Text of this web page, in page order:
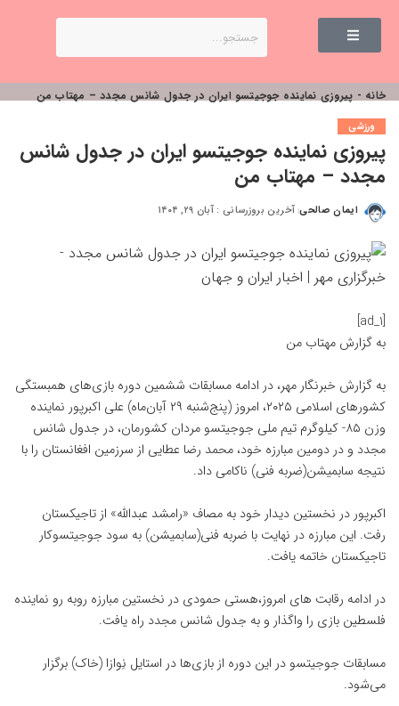
خانه - پیروزی نماینده جوجیتسو ایران در جدول شانس مجدد – مهتاب من
ورزشی
پیروزی نماینده جوجیتسو ایران در جدول شانس
مجدد – مهتاب من
ایمان صالحی آخرین بروزرسانی : آبان ۲۹, ۱۴۰۴
[ad_1]
به گزارش مهتاب من
به گزارش خبرنگار مهر، در ادامه مسابقات ششمین دوره بازی‌های همبستگی
کشورهای اسلامی ۲۰۲۵، امروز (پنج‌شنبه ۲۹ آبان‌ماه) علی اکبرپور نماینده
وزن ۸۵- کیلوگرم تیم ملی جوجیتسو مردان کشورمان، در جدول شانس
مجدد و در دومین مبارزه خود، محمد رضا عطایی از سرزمین افغانستان را با
نتیجه سابمیشن(ضربه فنی) ناکامی داد.
اکبرپور در نخستین دیدار خود به مصاف «رامشد عبدالله» از تاجیکستان
رفت. این مبارزه در نهایت با ضربه فنی(سابمیشن) به سود جوجیتسوکار
تاجیکستان خاتمه یافت.
در ادامه رقابت های امروز،هستی حمودی در نخستین مبارزه روبه رو نماینده
فلسطین بازی را واگذار و به جدول شانس مجدد راه یافت.
مسابقات جوجیتسو در این دوره از بازی‌ها در استایل نِوازا (خاک) برگزار
می‌شود.